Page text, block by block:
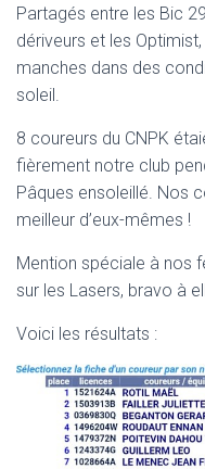
Partagés entre les Bic
dériveurs et les
manches dans des
soleil.
8 coureurs du CNPK
fièrement notre club
Pâques ensoleillé. Nos
meilleur d’eux-mêmes !
Mention spéciale à nos
sur les Lasers, bravo à
Voici les résultats :